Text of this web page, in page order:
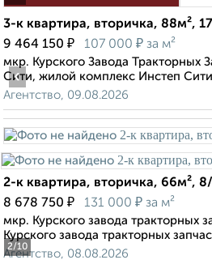
3-к квартира, вторичка, 88м²,
9 464 150 ₽ 107 000 ₽ за м²
мкр. Курского Завода Тракторных
Сити, жилой комплекс Инстеп Сити
Агентство, 09.08.2026
2/10
‹
2-к квартира, вторичка, 66м²,
8 678 750 ₽ 131 000 ₽ за м²
мкр. Курского завода тракторных
Курского завода тракторных
Агентство, 08.08.2026